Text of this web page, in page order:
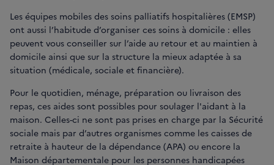
Les équipes mobiles des soins palliatifs hospitalières (EMSP)
ont aussi l’habitude d’organiser ces soins à domicile : elles
peuvent vous conseiller sur l’aide au retour et au maintien à
domicile ainsi que sur la structure la mieux adaptée à sa
situation (médicale, sociale et financière).
Pour le quotidien, ménage, préparation ou livraison des
repas, ces aides sont possibles pour soulager l'aidant à la
maison. Celles-ci ne sont pas prises en charge par la Sécurité
sociale mais par d’autres organismes comme les caisses de
retraite à hauteur de la dépendance (APA) ou encore la
Maison départementale pour les personnes handicapées